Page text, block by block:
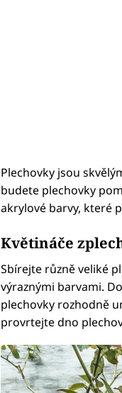
Plechovky jsou
budete plechovky
akrylové barvy, které
Květináče
Sbírejte různě veliké
výraznými barvami.
plechovky rozhodně
provrtejte dno